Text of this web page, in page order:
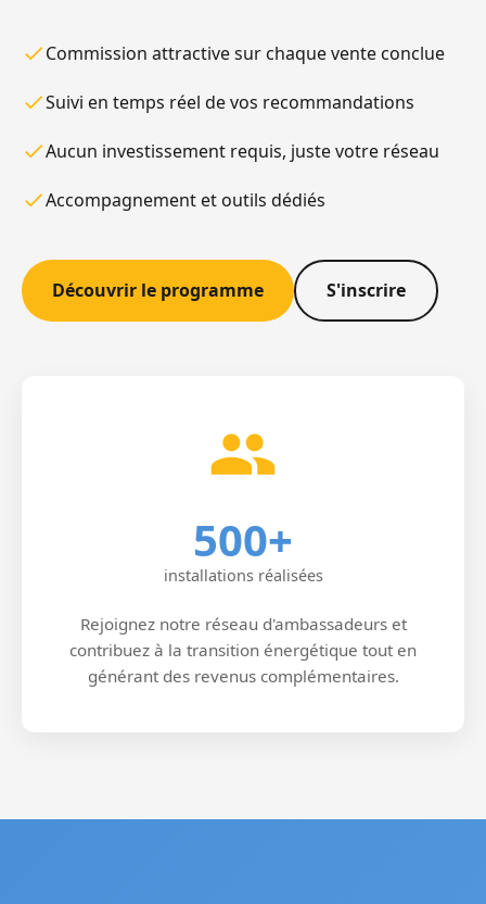
Commission attractive sur chaque vente conclue
Suivi en temps réel de vos recommandations
Aucun investissement requis, juste votre réseau
Accompagnement et outils dédiés
Découvrir le programme S'inscrire
500+
installations réalisées
Rejoignez notre réseau d'ambassadeurs et
contribuez à la transition énergétique tout en
générant des revenus complémentaires.